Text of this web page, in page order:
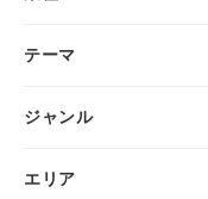
テーマ
ジャンル
エリア